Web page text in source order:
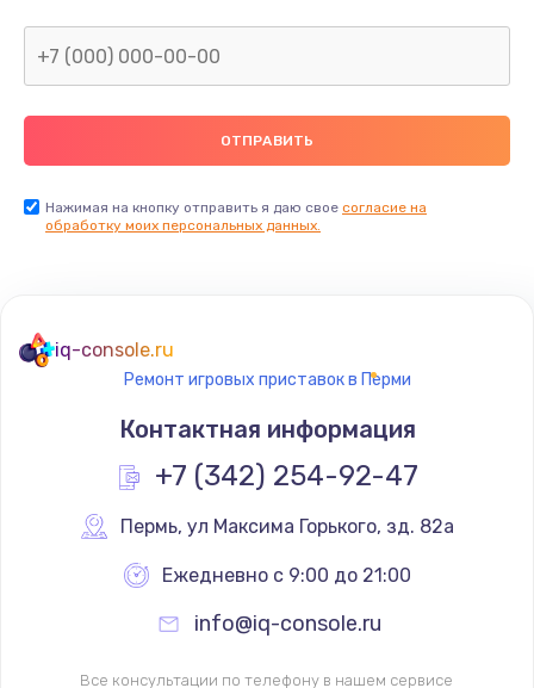
Нажимая на кнопку отправить я даю свое согласие на
обработку моих персональных данных.
iq-console.ru
Ремонт игровых приставок в Перми
Контактная информация
+7 (342) 254-92-47
Пермь, ул Максима Горького, зд. 82а
Ежедневно с 9:00 до 21:00
info@iq-console.ru
Все консультации по телефону в нашем сервисе